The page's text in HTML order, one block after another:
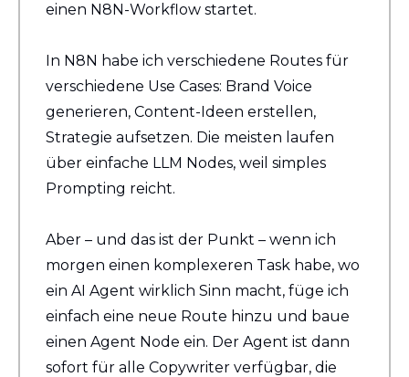
einen N8N-Workflow startet.
In N8N habe ich verschiedene Routes für
verschiedene Use Cases: Brand Voice
generieren, Content-Ideen erstellen,
Strategie aufsetzen. Die meisten laufen
über einfache LLM Nodes, weil simples
Prompting reicht.
Aber – und das ist der Punkt – wenn ich
morgen einen komplexeren Task habe, wo
ein AI Agent wirklich Sinn macht, füge ich
einfach eine neue Route hinzu und baue
einen Agent Node ein. Der Agent ist dann
sofort für alle Copywriter verfügbar, die